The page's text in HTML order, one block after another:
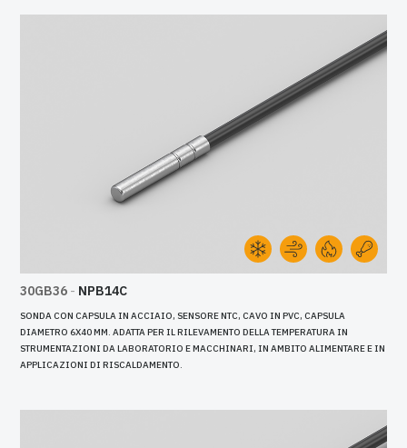
30GB36 - NPB14C
SONDA CON CAPSULA IN ACCIAIO, SENSORE NTC, CAVO IN PVC, CAPSULA
DIAMETRO 6X40 MM. ADATTA PER IL RILEVAMENTO DELLA TEMPERATURA IN
STRUMENTAZIONI DA LABORATORIO E MACCHINARI, IN AMBITO ALIMENTARE E IN
APPLICAZIONI DI RISCALDAMENTO.